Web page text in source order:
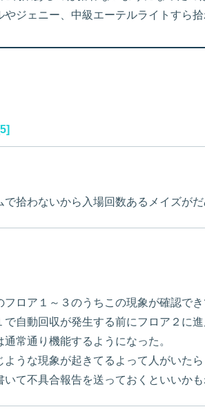
やジェニー、中級エーテルライトすら
で拾わないから入場回数あるメイズが
フロア１～３のうちこの現象が確認で
で自動回収が発生する前にフロア２に
通常通り機能するようになった。
ような現象が起きてるよって人がいたら
いて不具合報告を送っておくといいか